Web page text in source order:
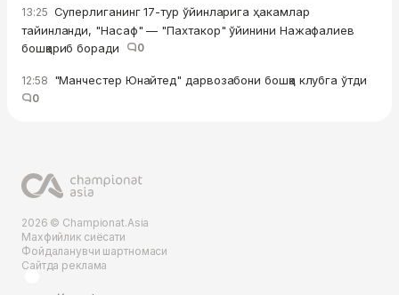
13:25 Суперлиганинг 17-тур ўйинларига ҳакамлар
тайинланди, "Насаф" — "Пахтакор" ўйинини Нажафалиев
бошқариб боради
0
12:58 "Манчестер Юнайтед" дарвозабони бошқа клубга ўтди
0
2026 © Championat.Asia
Махфийлик сиёсати
Фойдаланувчи шартномаси
Сайтда реклама